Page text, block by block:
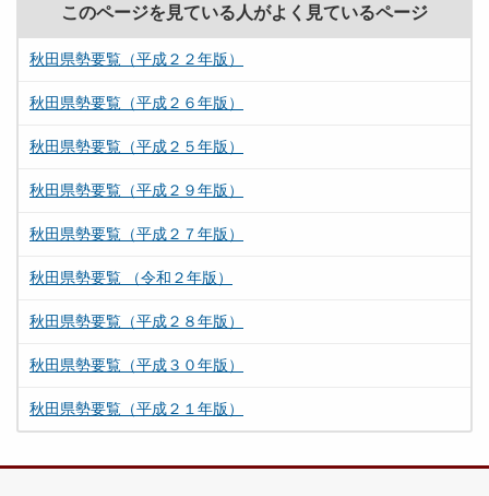
このページを見ている人がよく見ているページ
秋田県勢要覧（平成２２年版）
秋田県勢要覧（平成２６年版）
秋田県勢要覧（平成２５年版）
秋田県勢要覧（平成２９年版）
秋田県勢要覧（平成２７年版）
秋田県勢要覧 （令和２年版）
秋田県勢要覧（平成２８年版）
秋田県勢要覧（平成３０年版）
秋田県勢要覧（平成２１年版）